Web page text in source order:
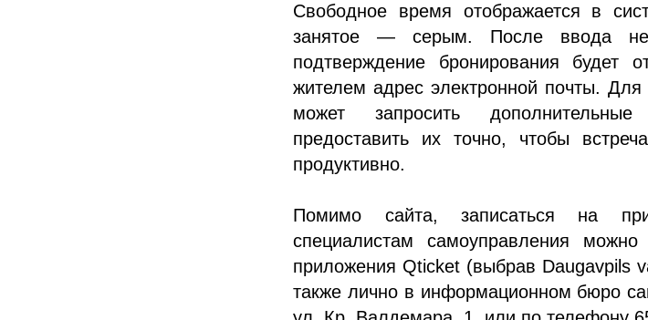
Свободное время отображается в
занятое — серым. После ввода
подтверждение бронирования будет
жителем адрес электронной почты. Для
может запросить
предоставить их точно, чтобы
продуктивно.
Помимо сайта, записаться на
специалистам самоуправления
приложения Qticket (выбрав Daugavpils
также лично в информационном бюро